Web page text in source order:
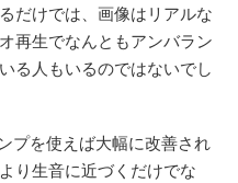
だけでは、画像はリアルな
再生でなんともアンバラン
る人もいるのではないでし
プを使えば大幅に改善され
り生音に近づくだけでな